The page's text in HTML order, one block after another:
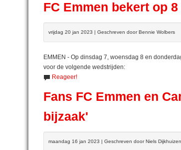
FC Emmen bekert op
vrijdag 20 jan 2023 | Geschreven door Bennie Wolbers
EMMEN - Op dinsdag 7, woensdag 8 en
voor de volgende wedstrijden:
Reageer!
Fans FC Emmen en
bijzaak'
maandag 16 jan 2023 | Geschreven door Niels